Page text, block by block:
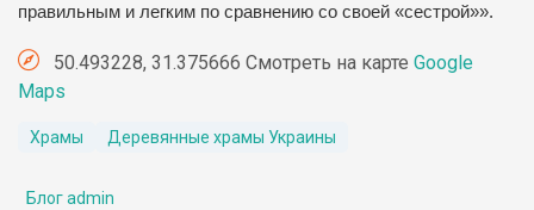
правильным и легким по сравнению со своей «сестрой»».
50.493228, 31.375666 Смотреть на карте Google
Maps
Храмы Деревянные храмы Украины
Блог admin